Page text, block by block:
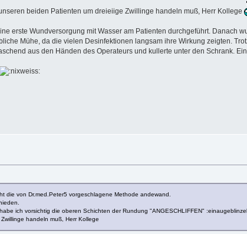
beiden Patienten um dreieiige Zwillinge handeln muß, Herr Kollege
erste Wundversorgung mit Wasser am Patienten durchgeführt. Danach
Mühe, da die vielen Desinfektionen langsam ihre Wirkung zeigten.
aus den Händen des Operateurs und kullerte unter den Schrank.
die von Dr.med.Peter5 vorgeschlagene Methode andewand.
ich vorsichtig die oberen Schichten der Rundung "ANGESCHLIFFEN"
handeln muß, Herr Kollege